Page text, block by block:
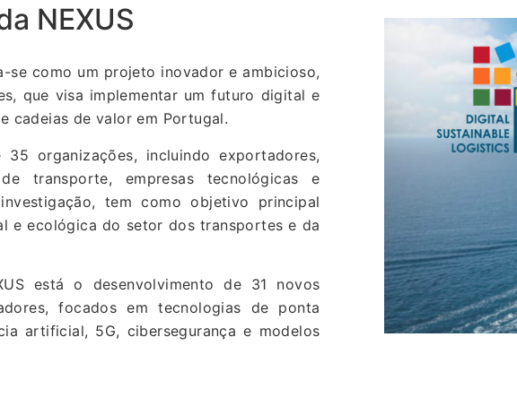
NEXUS
se como um projeto inovador e ambicioso,
que visa implementar um futuro digital e
cadeias de valor em Portugal.
organizações, incluindo exportadores,
transporte, empresas tecnológicas e
tem como objetivo principal
e ecológica do setor dos transportes e da
está o desenvolvimento de 31 novos
focados em tecnologias de ponta
artificial, 5G, cibersegurança e modelos